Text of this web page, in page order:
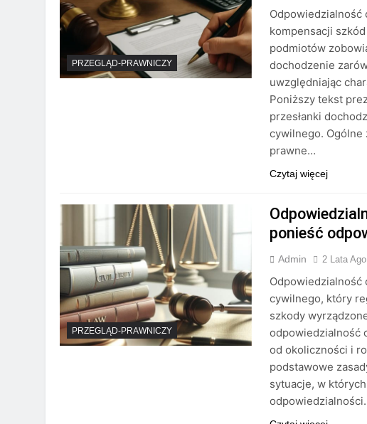
PRZEGLĄD-PRAWNICZY
Odpowiedzialność
kompensacji
podmiotów
dochodzenie
uwzględniając
Poniższy tekst
przesłanki
cywilnego. Ogólne
prawne…
Czytaj więcej
PRZEGLĄD-PRAWNICZY
ponieść
Admin 2 Lata Ago
Odpowiedzialność
cywilnego, który
szkody
odpowiedzialność
od okoliczności i
podstawowe
sytuacje, w